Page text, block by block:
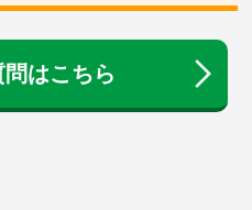
はこちら